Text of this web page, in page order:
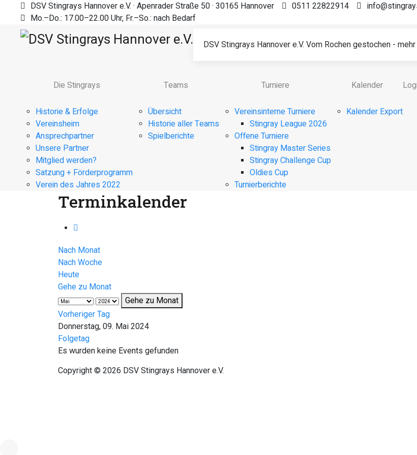
DSV Stingrays Hannover e.V. · Apenrader Straße 50 · 30165 Hannover 0511 22822914
Mo.–Do.: 17.00–22.00 Uhr, Fr.–So.: nach Bedarf
DSV Stingrays Hannover e.V. Vom Rochen gestochen -
Die Stingrays
Historie & Erfolge
Vereinsheim
Ansprechpartner
Unsere Partner
Mitglied werden?
Satzung + Förderprogramm
Verein des Jahres 2022
Teams
Übersicht
Historie aller Teams
Spielberichte
Turniere
Vereinsinterne Turniere
Stingray League 2026
Offene Turniere
Stingray Master Series
Stingray Challenge Cup
Oldies Cup
Turnierberichte
Kalender
Kalender Export
Terminkalender
Nach Monat
Nach Woche
Heute
Gehe zu Monat
Gehe zu Monat
Vorheriger Tag
Donnerstag, 09. Mai 2024
Folgetag
Es wurden keine Events gefunden
Copyright © 2026 DSV Stingrays Hannover e.V.